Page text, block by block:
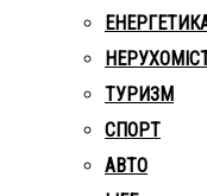
ТУРИЗМ
СПОРТ
АВТО